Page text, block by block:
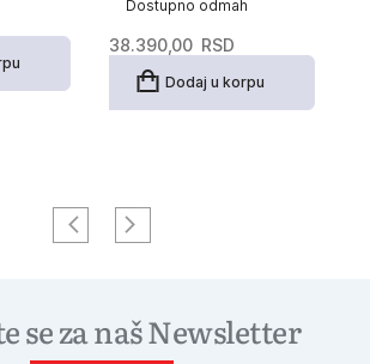
Dostupno odmah
38.390,00 RSD
Dodaj u korpu
se za naš Newsletter